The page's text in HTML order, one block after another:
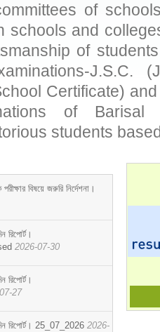
of
schools and
of
J.S.C.
Certificate)
of
students
বিষয়ে জরুরি নির্দেশনা।
রিপোর্ট।
2026-07-30
রিপোর্ট।
27
রিপোর্ট। 25_07_2026 2026-